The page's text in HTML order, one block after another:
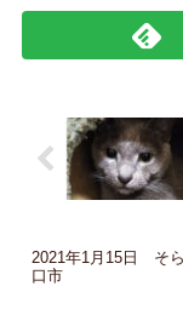
2021年1月15日 そ
口市